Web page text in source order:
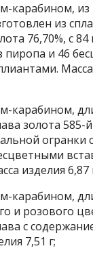
карабином, из
из
76,70%, с
пиропа и 46
карабином,
золота 585-
огранки
изделия 6,87
карабином,
и розового
с
7,51 г;